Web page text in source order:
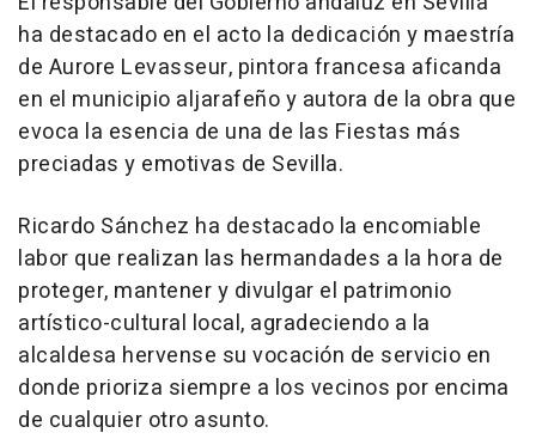
ha destacado en el acto la dedicación y maestría
de Aurore Levasseur, pintora francesa aficanda
en el municipio aljarafeño y autora de la obra que
evoca la esencia de una de las Fiestas más
preciadas y emotivas de Sevilla.
Ricardo Sánchez ha destacado la encomiable
labor que realizan las hermandades a la hora de
proteger, mantener y divulgar el patrimonio
artístico-cultural local, agradeciendo a la
alcaldesa hervense su vocación de servicio en
donde prioriza siempre a los vecinos por encima
de cualquier otro asunto.